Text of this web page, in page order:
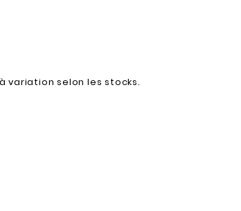
variation selon les stocks.